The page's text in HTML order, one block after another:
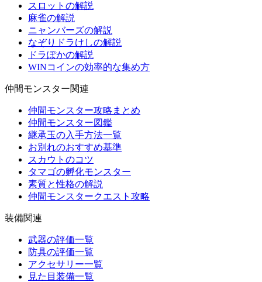
スロットの解説
麻雀の解説
ニャンバーズの解説
なぞりドラけしの解説
ドラぽかの解説
WINコインの効率的な集め方
仲間モンスター関連
仲間モンスター攻略まとめ
仲間モンスター図鑑
継承玉の入手方法一覧
お別れのおすすめ基準
スカウトのコツ
タマゴの孵化モンスター
素質と性格の解説
仲間モンスタークエスト攻略
装備関連
武器の評価一覧
防具の評価一覧
アクセサリー一覧
見た目装備一覧